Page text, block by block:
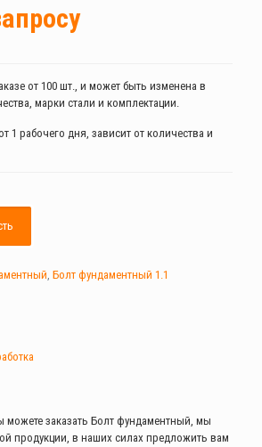
от 100 шт., и может быть изменена в
марки стали и комплектации.
1 рабочего дня, зависит от количества и
, Болт фундаментный 1.1
заказать Болт фундаментный, мы
продукции, в наших силах предложить вам